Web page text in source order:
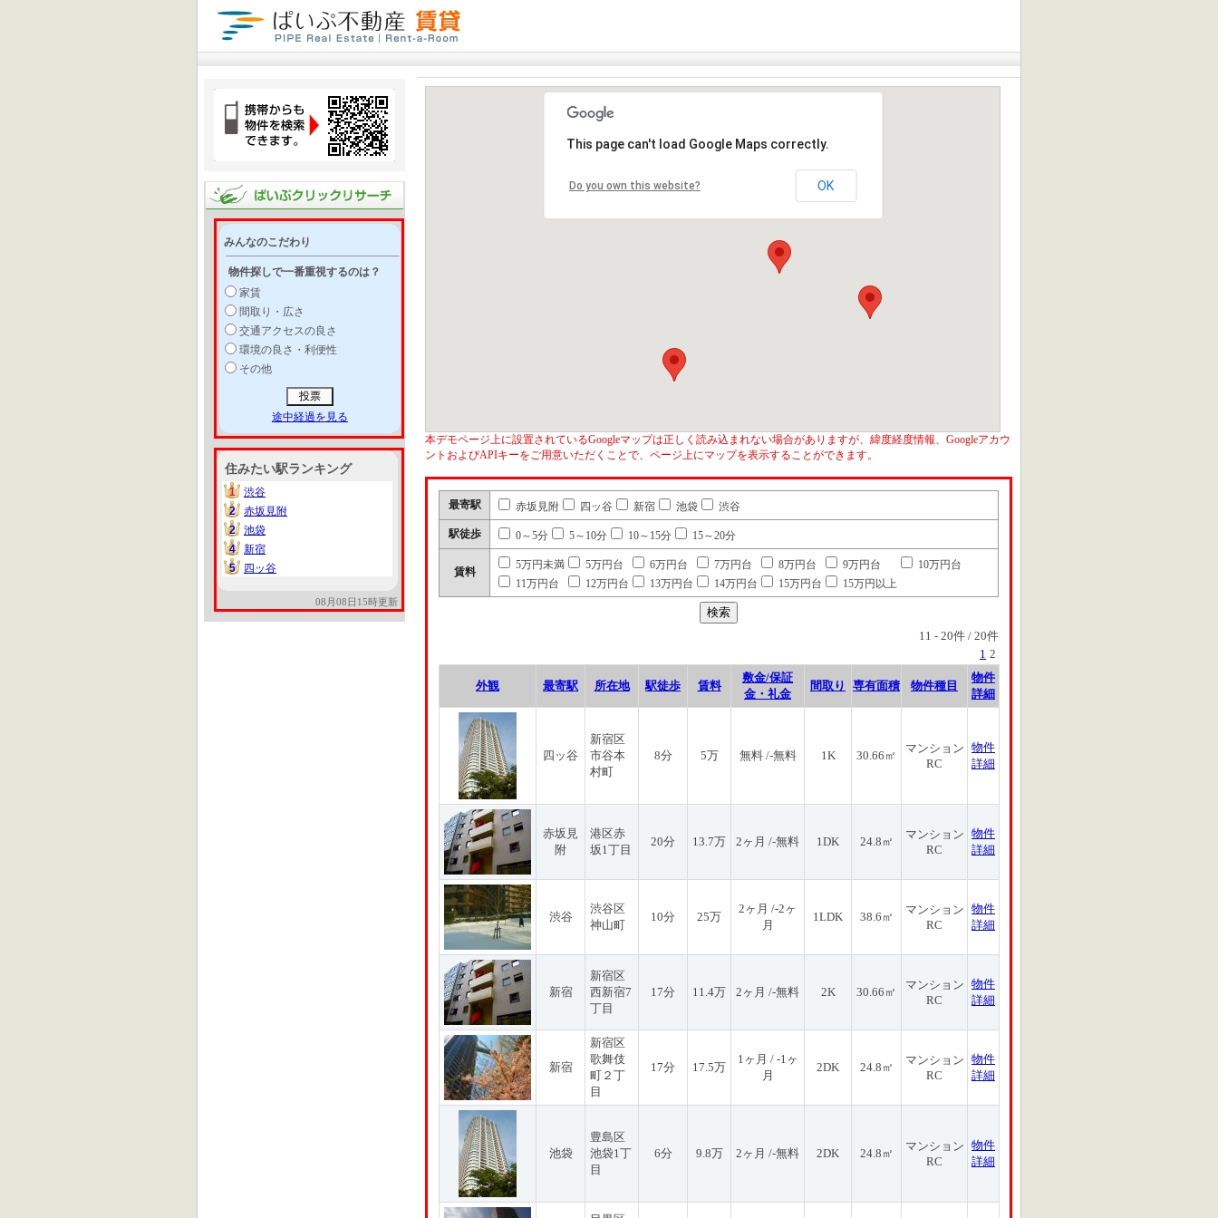
みんなのこだわり
物件探しで一番重視するのは？
家賃
間取り・広さ
交通アクセスの良さ
環境の良さ・利便性
その他
途中経過を見る
住みたい駅ランキング
1
1
渋谷
2
2
赤坂見附
2
2
池袋
4
4
新宿
5
5 四ッ谷
08月08日15時更新
This page can't load Google Maps correctly.
Do you own this website? OK
本デモページ上に設置されているGoogleマップは正しく読み込まれない場合がありますが、緯度経度情報、Googleアカウ
ントおよびAPIキーをご用意いただくことで、ページ上にマップを表示することができます。
最寄駅 赤坂見附 四ッ谷 新宿 池袋 渋谷
駅徒歩 0～5分 5～10分 10～15分 15～20分
賃料
5万円未満 5万円台 6万円台 7万円台 8万円台 9万円台
10万円台
11万円台
12万円台 13万円台 14万円台 15万円台 15万円以上
11 - 20件 / 20件
1 2
外観 最寄駅 所在地 駅徒歩 賃料
敷金/保証
金・礼金
間取り 専有面積 物件種目
物件
詳細
四ッ谷
新宿区
市谷本
村町
8分 5万 無料 /-無料 1K 30.66㎡
マンション
RC
物件
詳細
赤坂見
附
港区赤
坂1丁目
20分 13.7万 2ヶ月 /-無料 1DK 24.8㎡
マンション
RC
物件
詳細
渋谷
渋谷区
神山町
10分 25万
2ヶ月 /-2ヶ
月
1LDK 38.6㎡
マンション
RC
物件
詳細
新宿
新宿区
西新宿7
丁目
17分 11.4万 2ヶ月 /-無料 2K 30.66㎡
マンション
RC
物件
詳細
新宿
新宿区
歌舞伎
町２丁
目
17分 17.5万
1ヶ月 / -1ヶ
月
2DK 24.8㎡
マンション
RC
物件
詳細
池袋
豊島区
池袋1丁
目
6分 9.8万 2ヶ月 /-無料 2DK 24.8㎡
マンション
RC
物件
詳細